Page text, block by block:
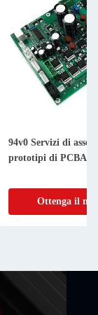
94v0 Servizi di
prototipi di PCBA
Ottenga il